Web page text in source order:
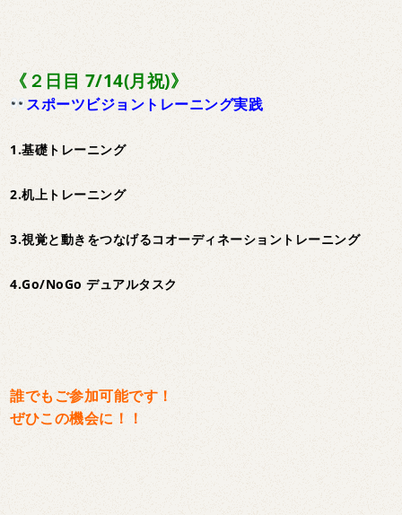
《２日目 7/14(月祝)》
スポーツビジョントレーニング実践
1.基礎トレーニング
2.机上トレーニング
3.視覚と動きをつなげるコオーディネーショントレーニング
4.Go/NoGo デュアルタスク
誰でもご参加可能です！
ぜひこの機会に！！